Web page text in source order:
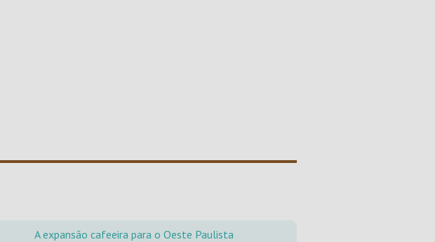
A expansão cafeeira para o Oeste Paulista